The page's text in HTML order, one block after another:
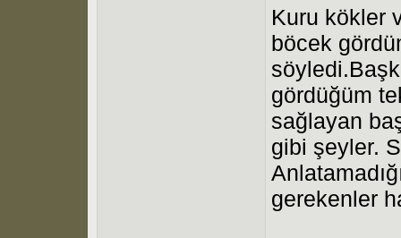
Kuru kökler
böcek
gördüğüm
sağlayan
gibi şeyler.
gerekenler